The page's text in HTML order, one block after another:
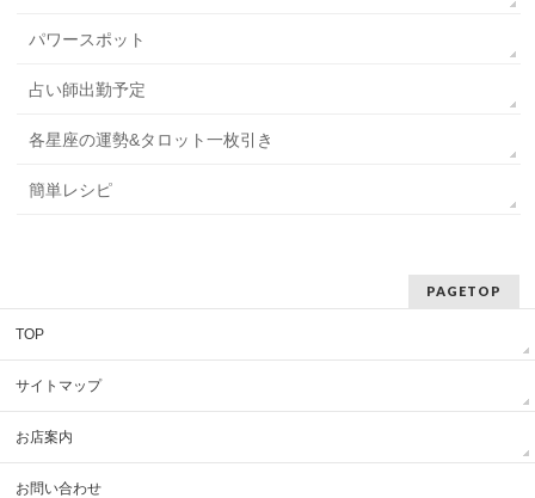
パワースポット
占い師出勤予定
各星座の運勢&タロット一枚引き
簡単レシピ
PAGETOP
TOP
サイトマップ
お店案内
お問い合わせ